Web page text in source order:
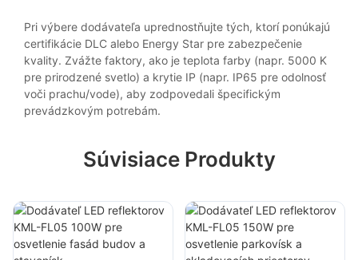
Pri výbere dodávateľa uprednostňujte tých, ktorí ponúkajú
certifikácie DLC alebo Energy Star pre zabezpečenie
kvality. Zvážte faktory, ako je teplota farby (napr. 5000 K
pre prirodzené svetlo) a krytie IP (napr. IP65 pre odolnosť
voči prachu/vode), aby zodpovedali špecifickým
prevádzkovým potrebám.
Súvisiace Produkty